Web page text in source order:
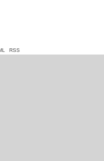
RSS